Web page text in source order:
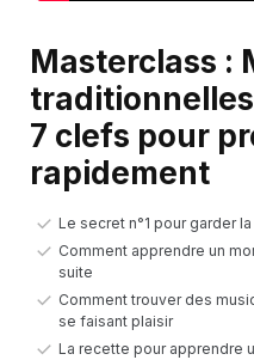
Masterclass :
7 clefs pour
rapidement
Le secret n°1 pour garder
Comment apprendre un
suite
Comment trouver des
se faisant plaisir
La recette pour apprendre